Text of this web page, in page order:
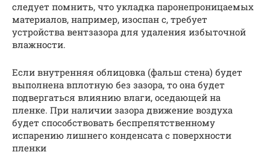
следует помнить, что укладка паронепроницаемых
материалов, например, изоспан с, требует
устройства вентзазора для удаления избыточной
влажности.
Если внутренняя облицовка (фальш стена) будет
выполнена вплотную без зазора, то она будет
подвергаться влиянию влаги, оседающей на
пленке. При наличии зазора движение воздуха
будет способствовать беспрепятственному
испарению лишнего конденсата с поверхности
пленки